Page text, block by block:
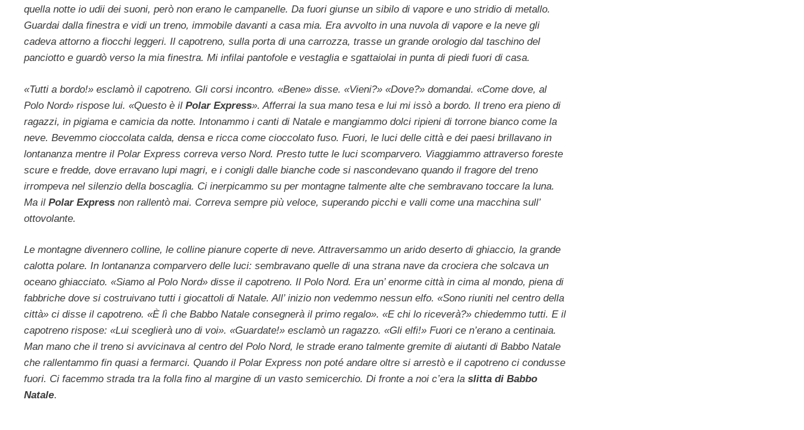
quella notte io udii dei suoni, però non erano le campanelle. Da fuori giunse un sibilo di vapore e uno stridio di metallo.
Guardai dalla finestra e vidi un treno, immobile davanti a casa mia. Era avvolto in una nuvola di vapore e la neve gli
cadeva attorno a fiocchi leggeri. Il capotreno, sulla porta di una carrozza, trasse un grande orologio dal taschino del
panciotto e guardò verso la mia finestra. Mi infilai pantofole e vestaglia e sgattaiolai in punta di piedi fuori di casa.
«Tutti a bordo!» esclamò il capotreno. Gli corsi incontro. «Bene» disse. «Vieni?» «Dove?» domandai. «Come dove, al
Polo Nord» rispose lui. «Questo è il Polar Express». Afferrai la sua mano tesa e lui mi issò a bordo. Il treno era pieno di
ragazzi, in pigiama e camicia da notte. Intonammo i canti di Natale e mangiammo dolci ripieni di torrone bianco come la
neve. Bevemmo cioccolata calda, densa e ricca come cioccolato fuso. Fuori, le luci delle città e dei paesi brillavano in
lontananza mentre il Polar Express correva verso Nord. Presto tutte le luci scomparvero. Viaggiammo attraverso foreste
scure e fredde, dove erravano lupi magri, e i conigli dalle bianche code si nascondevano quando il fragore del treno
irrompeva nel silenzio della boscaglia. Ci inerpicammo su per montagne talmente alte che sembravano toccare la luna.
Ma il Polar Express non rallentò mai. Correva sempre più veloce, superando picchi e valli come una macchina sull’
ottovolante.
Le montagne divennero colline, le colline pianure coperte di neve. Attraversammo un arido deserto di ghiaccio, la grande
calotta polare. In lontananza comparvero delle luci: sembravano quelle di una strana nave da crociera che solcava un
oceano ghiacciato. «Siamo al Polo Nord» disse il capotreno. Il Polo Nord. Era un’ enorme città in cima al mondo, piena di
fabbriche dove si costruivano tutti i giocattoli di Natale. All’ inizio non vedemmo nessun elfo. «Sono riuniti nel centro della
città» ci disse il capotreno. «È lì che Babbo Natale consegnerà il primo regalo». «E chi lo riceverà?» chiedemmo tutti. E il
capotreno rispose: «Lui sceglierà uno di voi». «Guardate!» esclamò un ragazzo. «Gli elfi!» Fuori ce n’erano a centinaia.
Man mano che il treno si avvicinava al centro del Polo Nord, le strade erano talmente gremite di aiutanti di Babbo Natale
che rallentammo fin quasi a fermarci. Quando il Polar Express non poté andare oltre si arrestò e il capotreno ci condusse
fuori. Ci facemmo strada tra la folla fino al margine di un vasto semicerchio. Di fronte a noi c’era la slitta di Babbo
Natale.